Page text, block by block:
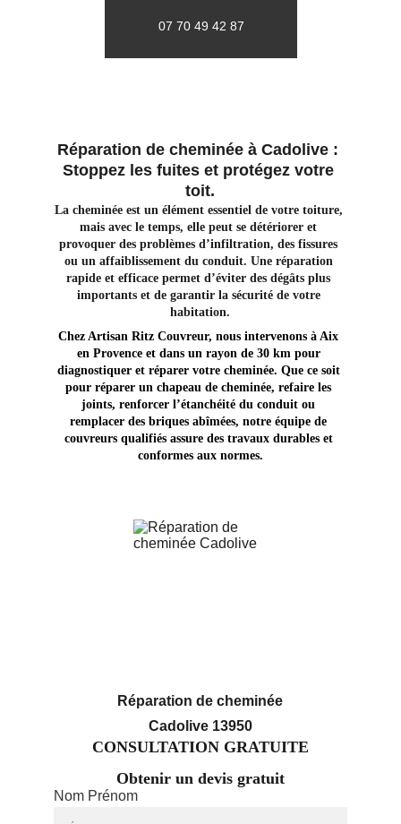
07 70 49 42 87
CONSULTATION GRATUITE
Obtenir un devis gratuit
Nom Prénom
La cheminée est un élément essentiel de votre toiture,
mais avec le temps, elle peut se détériorer et
provoquer des problèmes d’infiltration, des fissures
ou un affaiblissement du conduit. Une réparation
rapide et efficace permet d’éviter des dégâts plus
importants et de garantir la sécurité de votre
habitation.
Chez Artisan Ritz Couvreur, nous intervenons à Aix
en Provence et dans un rayon de 30 km pour
diagnostiquer et réparer votre cheminée. Que ce soit
pour réparer un chapeau de cheminée, refaire les
joints, renforcer l’étanchéité du conduit ou
remplacer des briques abîmées, notre équipe de
couvreurs qualifiés assure des travaux durables et
conformes aux normes.
Réparation de cheminée
Cadolive 13950
Réparation de cheminée à Cadolive :
Stoppez les fuites et protégez votre
toit.